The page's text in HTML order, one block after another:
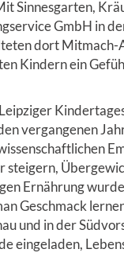
Sinnesgarten,
GmbH in
dort
Kindern ein
vergangenen
Ernährung
Geschmack
und in der
eingeladen,